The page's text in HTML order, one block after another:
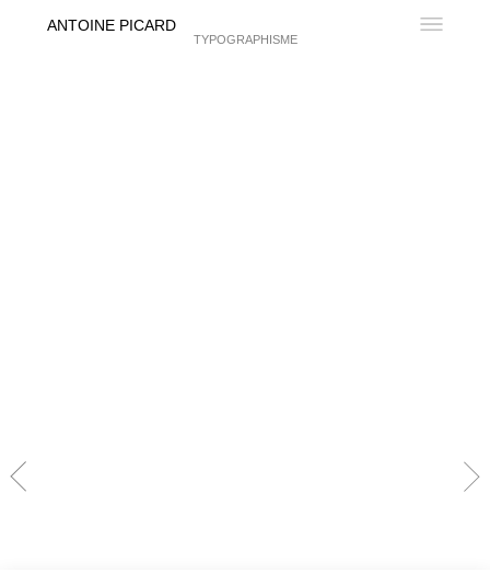
ANTOINE PICARD
TYPOGRAPHISME